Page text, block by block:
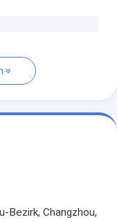
Bezirk, Changzhou,